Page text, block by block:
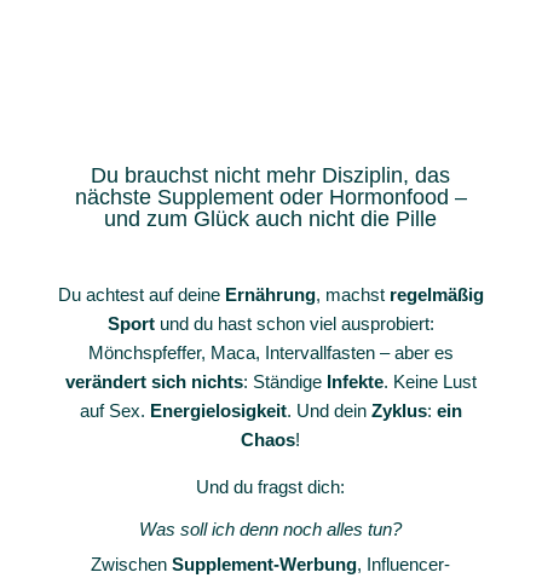
Du brauchst nicht mehr Disziplin, das
nächste Supplement oder Hormonfood –
und zum Glück auch nicht die Pille
Du achtest auf deine Ernährung, machst regelmäßig
Sportund du hast schon viel ausprobiert:
Mönchspfeffer, Maca, Intervallfasten – aber es
verändert sich nichts: Ständige Infekte. Keine Lust
auf Sex. Energielosigkeit. Und dein Zyklus: ein
Chaos!
Und du fragst dich:
Was soll ich denn noch alles tun?
ZwischenSupplement-Werbung, Influencer-